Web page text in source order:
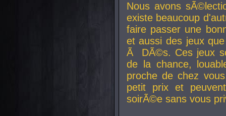
Nous avons
existe beaucoup
faire passer une
et aussi des jeux
Ã DÃ©s. Ces jeux
de la chance,
proche de chez
petit prix et
soirÃ©e sans vous